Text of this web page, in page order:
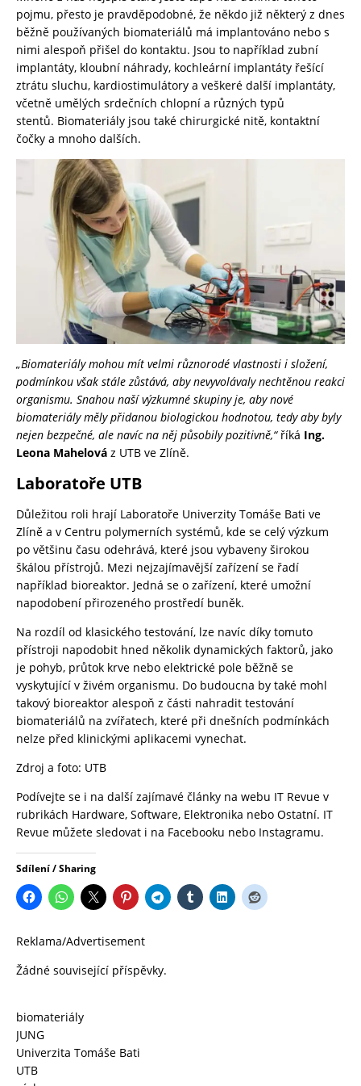
pojmu, přesto je pravděpodobné, že někdo již některý z dnes
běžně používaných biomateriálů má implantováno nebo s
nimi alespoň přišel do kontaktu. Jsou to například zubní
implantáty, kloubní náhrady, kochleární implantáty řešící
ztrátu sluchu, kardiostimulátory a veškeré další implantáty,
včetně umělých srdečních chlopní a různých typů
stentů. Biomateriály jsou také chirurgické nitě, kontaktní
čočky a mnoho dalších.
„Biomateriály mohou mít velmi různorodé vlastnosti i složení,
podmínkou však stále zůstává, aby nevyvolávaly nechtěnou reakci
organismu. Snahou naší výzkumné skupiny je, aby nové
biomateriály měly přidanou biologickou hodnotou, tedy aby byly
nejen bezpečné, ale navíc na něj působily pozitivně,“ říká Ing.
Leona Mahelová z UTB ve Zlíně.
Laboratoře UTB
Důležitou roli hrají Laboratoře Univerzity Tomáše Bati ve
Zlíně a v Centru polymerních systémů, kde se celý výzkum
po většinu času odehrává, které jsou vybaveny širokou
škálou přístrojů. Mezi nejzajímavější zařízení se řadí
například bioreaktor. Jedná se o zařízení, které umožní
napodobení přirozeného prostředí buněk.
Na rozdíl od klasického testování, lze navíc díky tomuto
přístroji napodobit hned několik dynamických faktorů, jako
je pohyb, průtok krve nebo elektrické pole běžně se
vyskytující v živém organismu. Do budoucna by také mohl
takový bioreaktor alespoň z části nahradit testování
biomateriálů na zvířatech, které při dnešních podmínkách
nelze před klinickými aplikacemi vynechat.
Zdroj a foto: UTB
Podívejte se i na další zajímavé články na webu IT Revue v
rubrikách Hardware, Software, Elektronika nebo Ostatní. IT
Revue můžete sledovat i na Facebooku nebo Instagramu.
Sdílení / Sharing
Reklama/Advertisement
Žádné související příspěvky.
biomateriály
JUNG
Univerzita Tomáše Bati
UTB